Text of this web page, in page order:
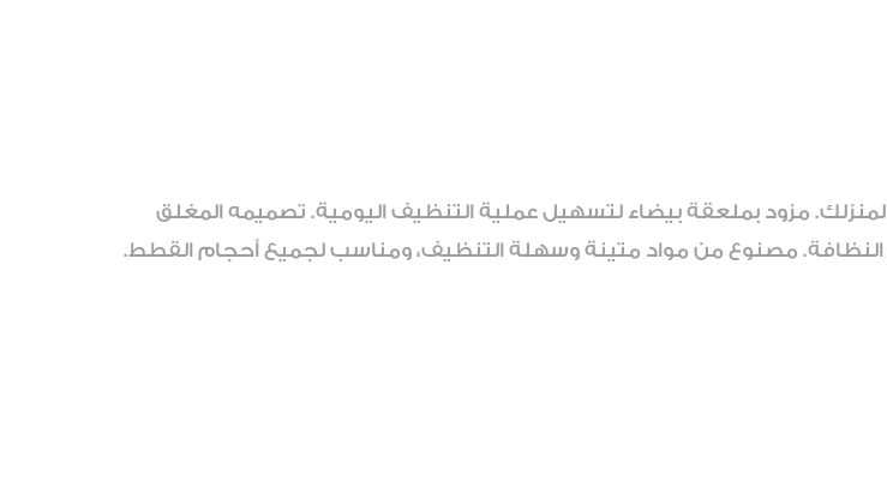
مزود بملعقة بيضاء لتسهيل عملية التنظيف اليومية. تصميمه المغلق
مصنوع من مواد متينة وسهلة التنظيف، ومناسب لجميع أحجام القطط.